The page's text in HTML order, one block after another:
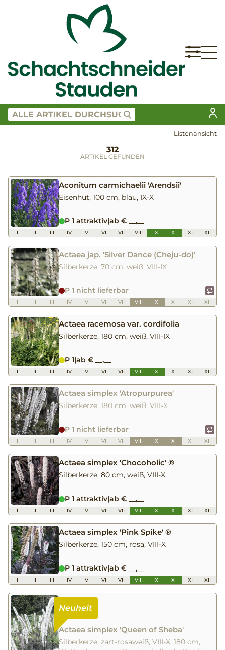
Listenansicht
312
ARTIKEL GEFUNDEN
Aconitum carmichaelii 'Arendsii'
Eisenhut, 100 cm, blau, IX-X
P 1 attraktiv|ab € __,__
I II III IV V VI VII VIII IX X XI XII
Actaea jap. 'Silver Dance (Cheju-do)'
Silberkerze, 70 cm, weiß, VIII-IX
P 1 nicht lieferbar
I II III IV V VI VII VIII IX X XI XII
Actaea racemosa var. cordifolia
Silberkerze, 180 cm, weiß, VIII-IX
P 1|ab € __,__
I II III IV V VI VII VIII IX X XI XII
Actaea simplex 'Atropurpurea'
Silberkerze, 180 cm, weiß, VIII-X
P 1 nicht lieferbar
I II III IV V VI VII VIII IX X XI XII
Actaea simplex 'Chocoholic' ®
Silberkerze, 80 cm, weiß, VIII-X
P 1 attraktiv|ab € __,__
I II III IV V VI VII VIII IX X XI XII
Actaea simplex 'Pink Spike' ®
Silberkerze, 150 cm, rosa, VIII-X
P 1 attraktiv|ab € __,__
I II III IV V VI VII VIII IX X XI XII
Actaea simplex 'Queen of Sheba'
Silberkerze, zart-rosaweiß, VIII-X, 180 cm,